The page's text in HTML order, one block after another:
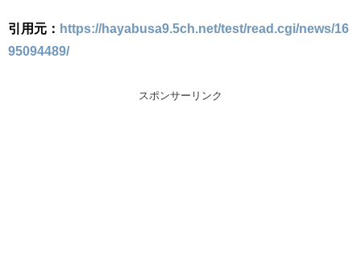
引用元： https://hayabusa9.5ch.net/test/read.cgi/news/16
95094489/
スポンサーリンク